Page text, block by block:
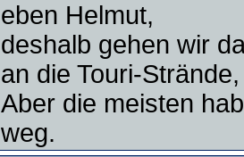
eben Helmut,
deshalb gehen wir
an die Touri-
Aber die meisten
weg.